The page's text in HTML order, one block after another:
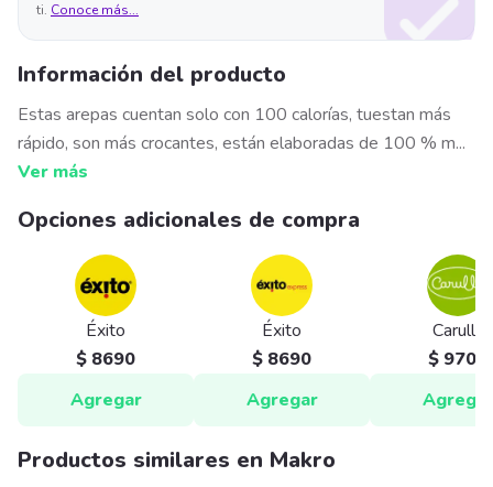
ti. Conoce más...
Información del producto
Estas arepas cuentan solo con 100 calorías, tuestan más
rápido, son más crocantes, están elaboradas de 100 % m...
Ver más
Opciones adicionales de compra
Éxito
$ 8690
Agregar
Éxito
$ 8690
Agregar
Carulla
$ 9700
Agregar
Productos similares en Makro